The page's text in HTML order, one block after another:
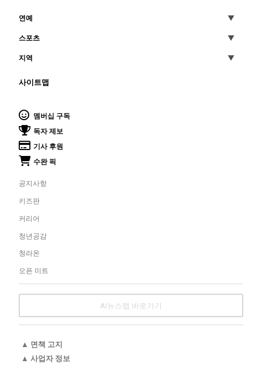
연예
스포츠
지역
사이트맵
멤버십 구독
독자 제보
기사 후원
수완 픽
공지사항
키즈판
커리어
청년공감
청라온
오픈 미트
AI뉴스랩 바로가기
▲ 면책 고지
▲ 사업자 정보